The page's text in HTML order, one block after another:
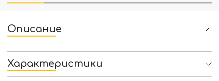
Описание
Характеристики